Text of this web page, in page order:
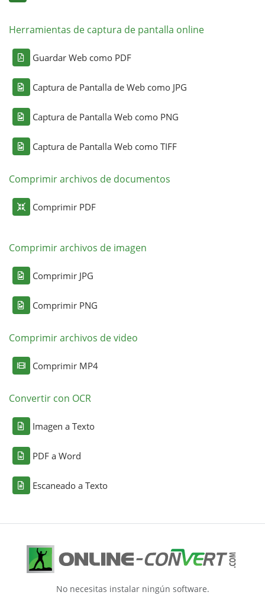
Herramientas de captura de pantalla online
Guardar Web como PDF
Captura de Pantalla de Web como JPG
Captura de Pantalla Web como PNG
Captura de Pantalla Web como TIFF
Comprimir archivos de documentos
Comprimir PDF
Comprimir archivos de imagen
Comprimir JPG
Comprimir PNG
Comprimir archivos de video
Comprimir MP4
Convertir con OCR
Imagen a Texto
PDF a Word
Escaneado a Texto
No necesitas instalar ningún software.